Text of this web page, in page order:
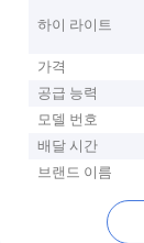
하이 라이트
가격
공급 능력
모델 번호
배달 시간
브랜드 이름